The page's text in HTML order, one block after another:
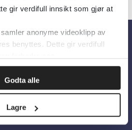
gir verdifull innsikt som gjør at
anonyme videoklipp av
benyttes. Dette gir verdifull
Godta alle
Lagre